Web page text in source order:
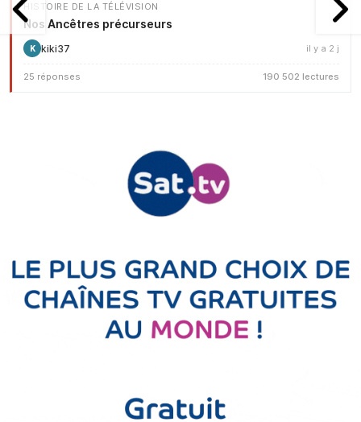
HISTOIRE DE LA TÉLÉVISION
Nos Ancêtres précurseurs
K kiki37 il y a 2 j
25 réponses 190 502 lectures